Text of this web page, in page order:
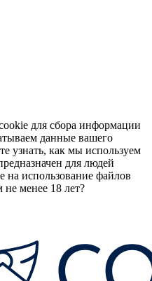
для сбора информации
данные вашего
узнать, как мы используем
для людей
на использование файлов
не менее 18 лет?